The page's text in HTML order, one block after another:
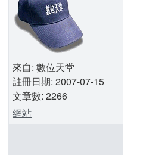
來自: 數位天堂
註冊日期: 2007-07-15
文章數: 2266
網站